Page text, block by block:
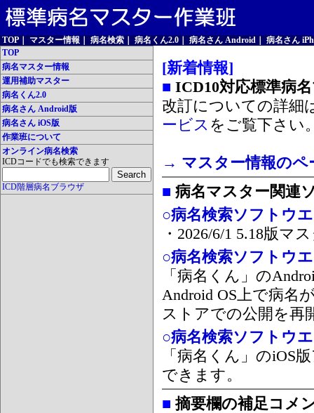
TOP マスター情報 病名検索 病名くん2.0 病名さん Android
病名さん
TOP
病名マスター情報
運用補助マスター
病名くん2.0
病名さん Android版
病名さん iOS版
作業班について
オンライン病名検索
ICDコードでも検索できます
ICD階層病名ブラウザ
[新着情報]
■ ICD10対応標準病
改訂についての詳細
ービス をご覧下さい
→ マスター情報のペ
■ 病名マスター関連
○病名検索ソフトウ
・2026/6/1 5.18版マ
○病名検索ソフトウ
「病名くん」の
Android OS上で病名
ストアでの公開を再
○病名検索ソフトウ
「病名くん」のiOS
できます。
■ 摘要欄の補足コメ